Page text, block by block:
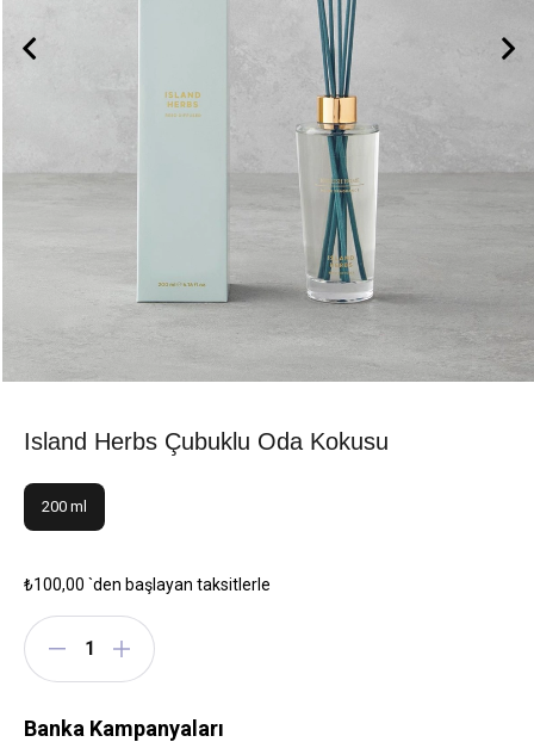
Island Herbs Çubuklu Oda Kokusu
200 ml
₺100,00 `den başlayan taksitlerle
Banka Kampanyaları